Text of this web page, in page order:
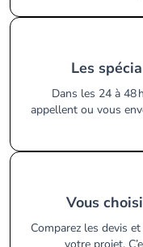
Les
Dans les 24 à 48
appellent ou vous
Vous
Comparez les devis